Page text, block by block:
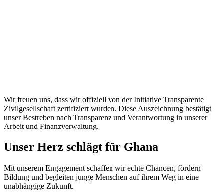
Wir freuen uns, dass wir offiziell von der Initiative Transparente
Zivilgesellschaft zertifiziert wurden. Diese Auszeichnung bestätigt
unser Bestreben nach Transparenz und Verantwortung in unserer
Arbeit und Finanzverwaltung.
Unser Herz schlägt für Ghana
Mit unserem Engagement schaffen wir echte Chancen, fördern
Bildung und begleiten junge Menschen auf ihrem Weg in eine
unabhängige Zukunft.